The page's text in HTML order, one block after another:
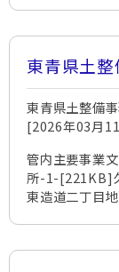
東青県土
東青県土整備
[2026年03月
管内主要事業
所-1-[221KB]
東造道二丁目